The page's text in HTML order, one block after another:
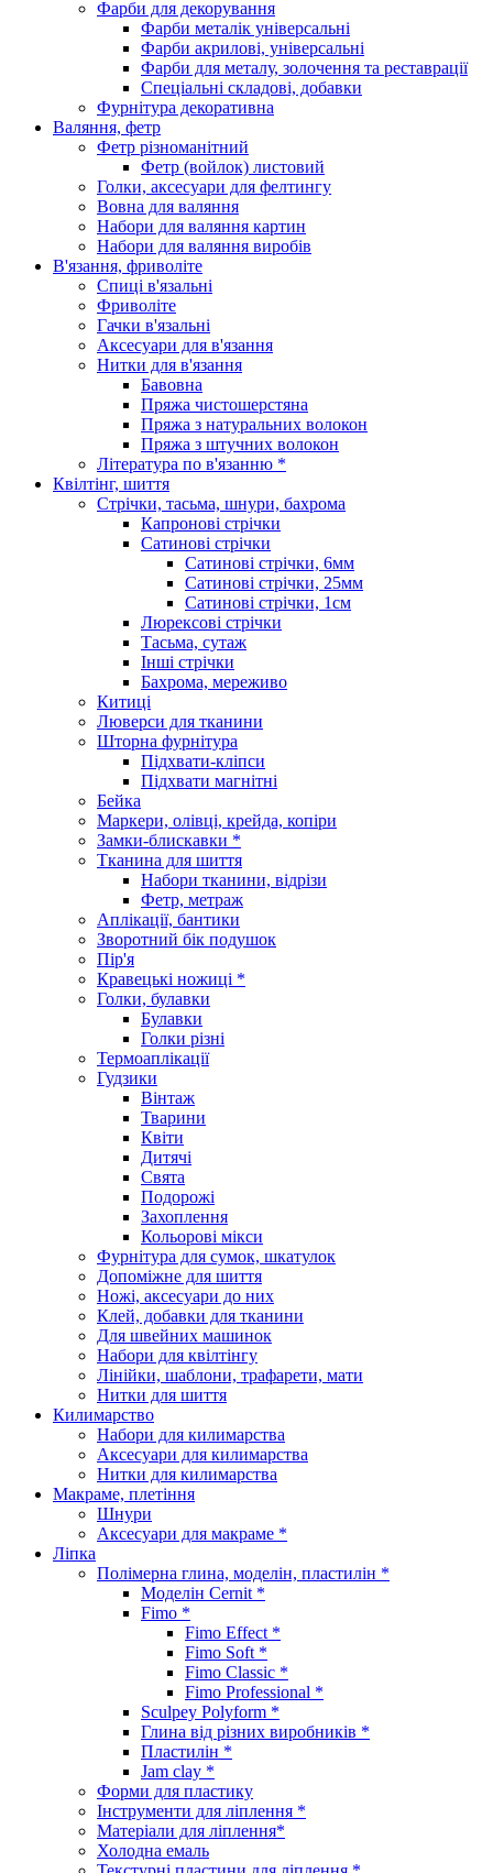
Фарби для декорування
Фарби металік універсальні
Фарби акрилові, універсальні
Фарби для металу, золочення та реставрації
Спеціальні складові, добавки
Фурнітура декоративна
Валяння, фетр
Фетр різноманітний
Фетр (войлок) листовий
Голки, аксесуари для фелтингу
Вовна для валяння
Набори для валяння картин
Набори для валяння виробів
В'язання, фриволіте
Спиці в'язальні
Фриволіте
Гачки в'язальні
Аксесуари для в'язання
Нитки для в'язання
Бавовна
Пряжа чистошерстяна
Пряжа з натуральних волокон
Пряжа з штучних волокон
Література по в'язанню *
Квілтінг, шиття
Стрічки, тасьма, шнури, бахрома
Капронові стрічки
Сатинові стрічки
Сатинові стрічки, 6мм
Сатинові стрічки, 25мм
Сатинові стрічки, 1см
Люрексові стрічки
Тасьма, сутаж
Інші стрічки
Бахрома, мереживо
Китиці
Люверси для тканини
Шторна фурнітура
Підхвати-кліпси
Підхвати магнітні
Бейка
Маркери, олівці, крейда, копіри
Замки-блискавки *
Тканина для шиття
Набори тканини, відрізи
Фетр, метраж
Аплікації, бантики
Зворотний бік подушок
Пір'я
Кравецькі ножиці *
Голки, булавки
Булавки
Голки різні
Термоаплікації
Гудзики
Вінтаж
Тварини
Квіти
Дитячі
Свята
Подорожі
Захоплення
Кольорові мікси
Фурнітура для сумок, шкатулок
Допоміжне для шиття
Ножі, аксесуари до них
Клей, добавки для тканини
Для швейних машинок
Набори для квілтінгу
Лінійки, шаблони, трафарети, мати
Нитки для шиття
Килимарство
Набори для килимарства
Аксесуари для килимарства
Нитки для килимарства
Макраме, плетіння
Шнури
Аксесуари для макраме *
Ліпка
Полімерна глина, моделін, пластилін *
Моделін Cernit *
Fimo *
Fimo Effect *
Fimo Soft *
Fimo Classic *
Fimo Professional *
Sculpey Polyform *
Глина від різних виробників *
Пластилін *
Jam clay *
Форми для пластику
Інструменти для ліплення *
Матеріали для ліплення*
Холодна емаль